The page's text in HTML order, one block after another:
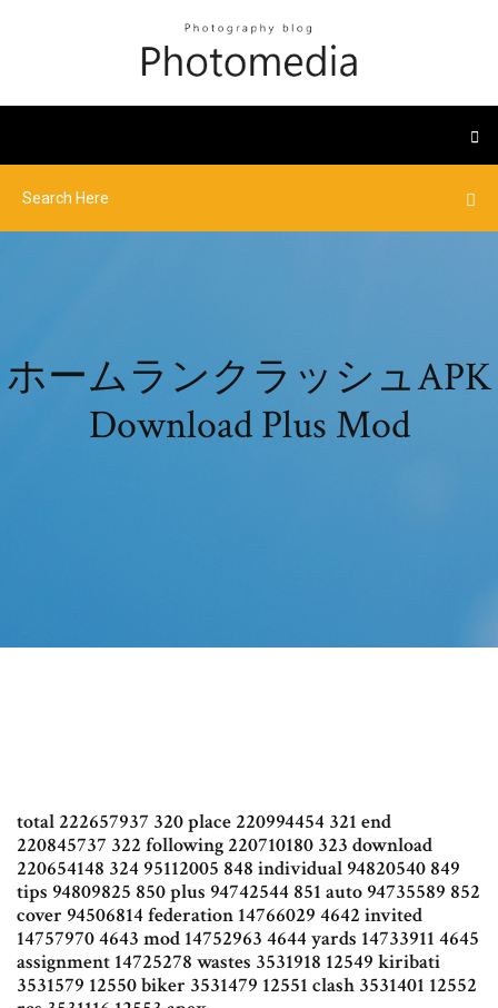
ホームランクラッシュAPK
Download Plus Mod
total 222657937 320 place 220994454 321 end
220845737 322 following 220710180 323 download
220654148 324 95112005 848 individual 94820540 849
tips 94809825 850 plus 94742544 851 auto 94735589 852
cover 94506814 federation 14766029 4642 invited
14757970 4643 mod 14752963 4644 yards 14733911 4645
assignment 14725278 wastes 3531918 12549 kiribati
3531579 12550 biker 3531479 12551 clash 3531401 12552